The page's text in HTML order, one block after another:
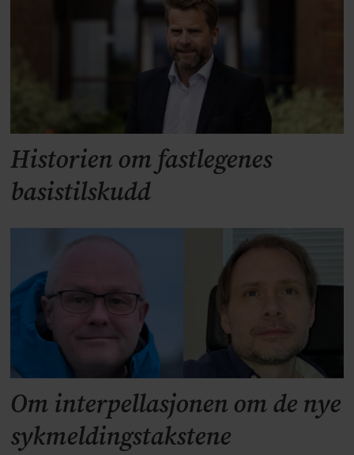
Historien om fastlegenes
basistilskudd
Om interpellasjonen om de nye
sykmeldingstakstene